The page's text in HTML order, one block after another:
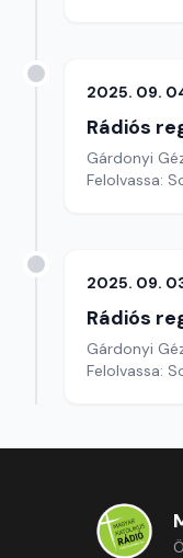
2025. 09.
Rádiós
Gárdonyi
Felolvassa:
2025. 09.
Rádiós
Gárdonyi
Felolvassa: